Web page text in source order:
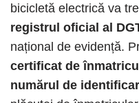
bicicletă electrică va
registrul oficial al
național de evidență.
certificat de
numărul de